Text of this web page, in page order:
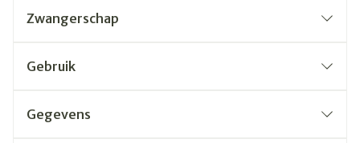
Zwangerschap
Gebruik
Gegevens